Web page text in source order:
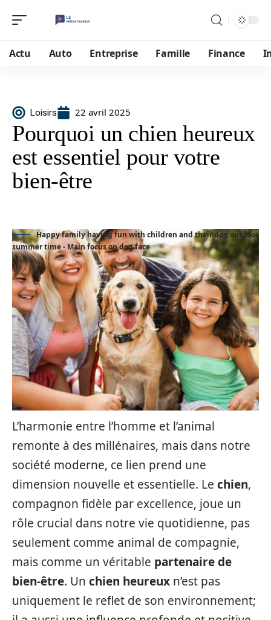
Actu Auto Entreprise Famille Finance
Loisirs 22 avril 2025
Pourquoi un chien heureux
est essentiel pour votre
bien-être
Happy family having fun with children and their dog outdoor
summer time - Main focus on dog face
L’harmonie entre l’homme et l’animal
remonte à des millénaires, mais dans notre
société moderne, ce lien prend une
dimension nouvelle et essentielle. Le chien,
compagnon fidèle par excellence, joue un
rôle crucial dans notre vie quotidienne, pas
seulement comme animal de compagnie,
mais comme un véritable partenaire de
bien-être. Un chien heureux n’est pas
uniquement le reflet de son environnement;